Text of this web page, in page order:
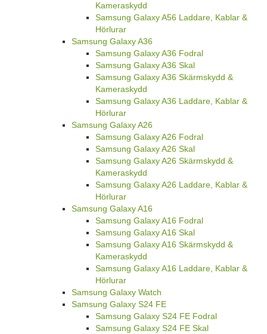
Kameraskydd
Samsung Galaxy A56 Laddare, Kablar &
Hörlurar
Samsung Galaxy A36
Samsung Galaxy A36 Fodral
Samsung Galaxy A36 Skal
Samsung Galaxy A36 Skärmskydd &
Kameraskydd
Samsung Galaxy A36 Laddare, Kablar &
Hörlurar
Samsung Galaxy A26
Samsung Galaxy A26 Fodral
Samsung Galaxy A26 Skal
Samsung Galaxy A26 Skärmskydd &
Kameraskydd
Samsung Galaxy A26 Laddare, Kablar &
Hörlurar
Samsung Galaxy A16
Samsung Galaxy A16 Fodral
Samsung Galaxy A16 Skal
Samsung Galaxy A16 Skärmskydd &
Kameraskydd
Samsung Galaxy A16 Laddare, Kablar &
Hörlurar
Samsung Galaxy Watch
Samsung Galaxy S24 FE
Samsung Galaxy S24 FE Fodral
Samsung Galaxy S24 FE Skal